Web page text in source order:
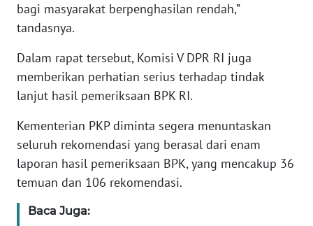
bagi masyarakat berpenghasilan rendah,”
tandasnya.
Dalam rapat tersebut, Komisi V DPR RI juga
memberikan perhatian serius terhadap tindak
lanjut hasil pemeriksaan BPK RI.
Kementerian PKP diminta segera menuntaskan
seluruh rekomendasi yang berasal dari enam
laporan hasil pemeriksaan BPK, yang mencakup 36
temuan dan 106 rekomendasi.
Baca Juga:
JAKARTA
WN
WN
NTT
WN